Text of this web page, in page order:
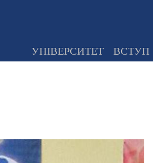
УНІВЕРСИТЕТ ВСТУП